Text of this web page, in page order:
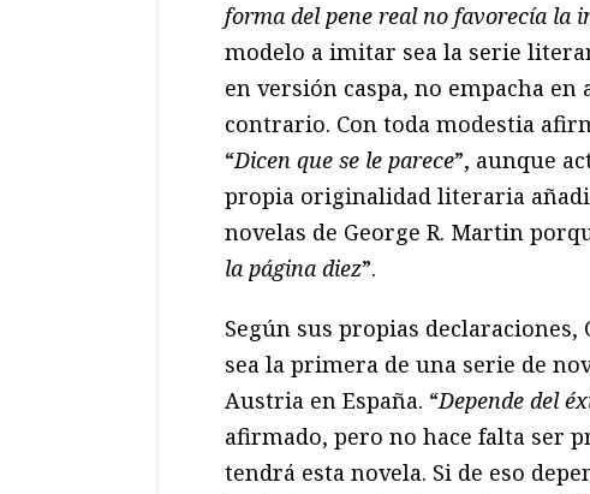
forma del pene real no favorecía la
modelo a imitar sea la serie
en versión caspa, no empacha
contrario. Con toda modestia
“Dicen que se le parece”, aunque
propia originalidad literaria
novelas de George R. Martin
la página diez”.
Según sus propias
sea la primera de una serie de
Austria en España. “Depende del
afirmado, pero no hace falta ser
tendrá esta novela. Si de eso